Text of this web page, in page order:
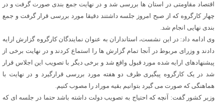
اقتصاد مقاومتی در استان ها بررسی شد و در نهایت جمع بندی صورت گرفت و در
چهار کارگروه که از صبح امروز جلسه داشتند دقیقا مورد بررسی قرار گرفت و جمع
بندی نهایی انجام شد.
وی ادامه داد: در این نشست، استانداران به عنوان نمایندگان کارگروه گزارش ارایه
دادند و وزرای مربوط در آنجا تمام گزارش ها را استماع کردند و در نهایت برخی از
پیشنهادهای ارایه شده مورد قبول واقع شد و برخی دیگر با تصویب این اجلاس قرار
شد در یک کارگروه پیگیری ظرف دو هفته مورد بررسی قرارگیرد و در نهایت با
هماهنگی که صورت می گیرد بتوانیم بقیه موراد را مصوب کنیم.
وزیر کشور گفت: آنچه که احتیاج به تصویب دولت داشته باشد حتما در جلسه ای که